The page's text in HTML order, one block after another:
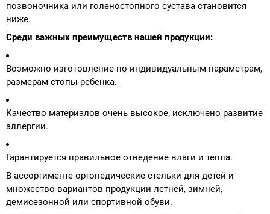
позвоночника или голеностопного сустава становится
ниже.
Среди важных преимуществ нашей продукции:
Возможно изготовление по индивидуальным параметрам,
размерам стопы ребенка.
Качество материалов очень высокое, исключено развитие
аллергии.
Гарантируется правильное отведение влаги и тепла.
В ассортименте ортопедические стельки для детей и
множество вариантов продукции летней, зимней,
демисезонной или спортивной обуви.